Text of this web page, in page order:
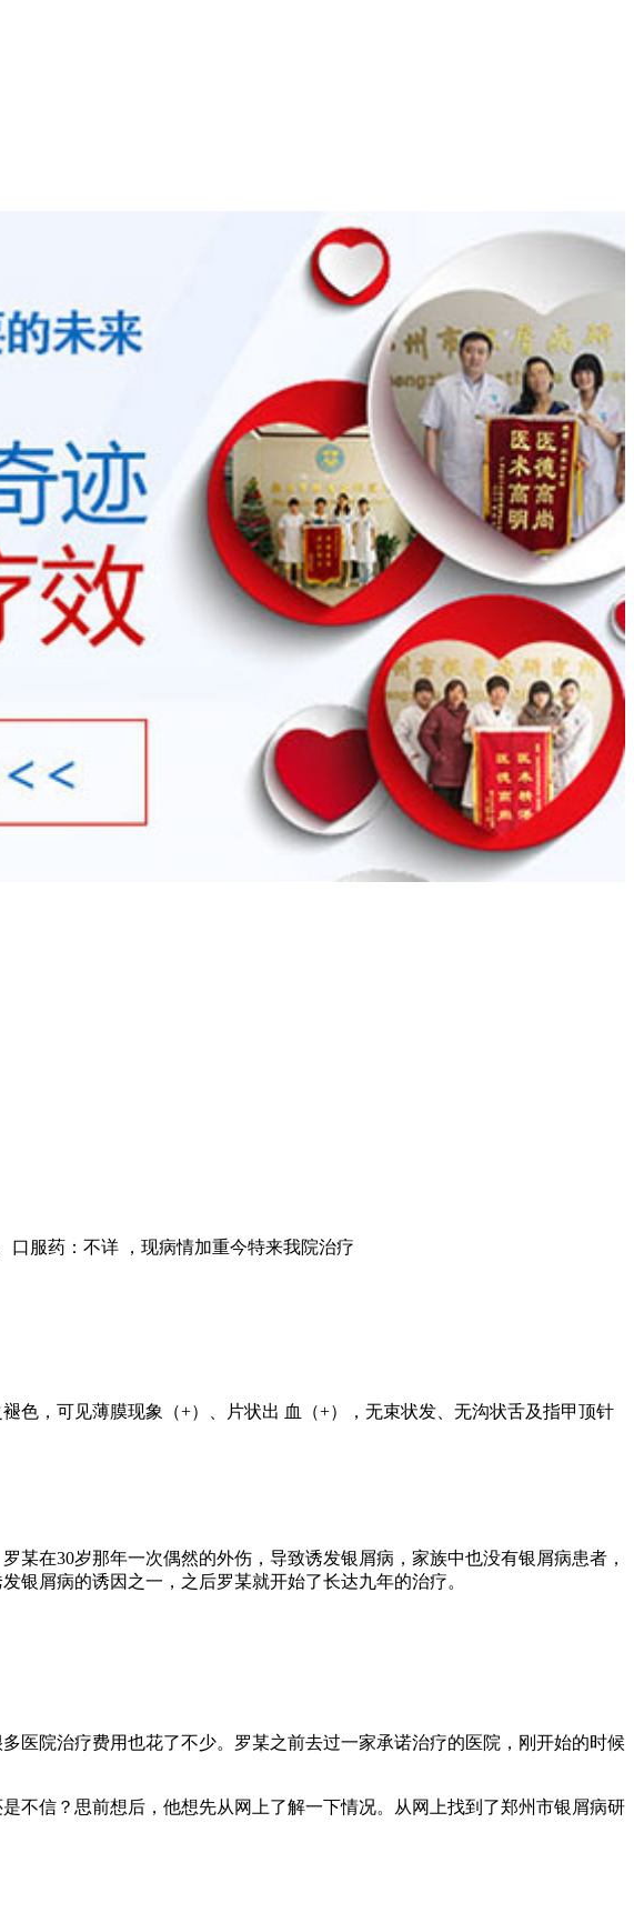
口服药：不详 ，现病情加重今特来我院治疗
色，可见薄膜现象（+）、片状出 血（+），无束状发、无沟状舌及指甲顶针
在30岁那年一次偶然的外伤，导致诱发银屑病，家族中也没有银屑病患者，
银屑病的诱因之一，之后罗某就开始了长达九年的治疗。
医院治疗费用也花了不少。罗某之前去过一家承诺治疗的医院，刚开始的时候
不信？思前想后，他想先从网上了解一下情况。从网上找到了郑州市银屑病研